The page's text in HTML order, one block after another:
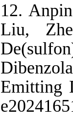
12.
Liu,
Emitting